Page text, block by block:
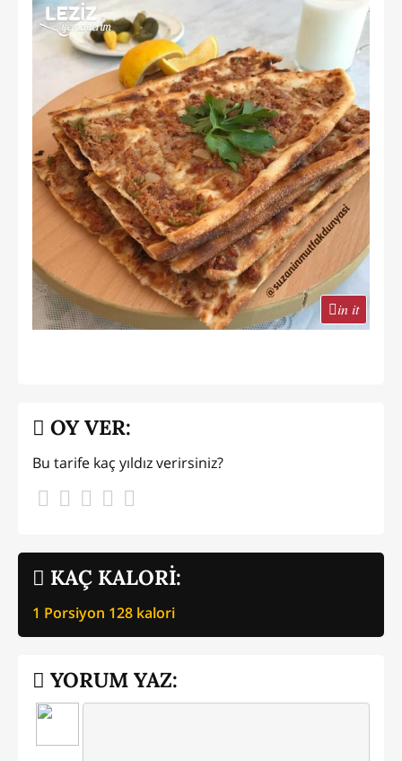
in it
KAÇ KALORİ:
1 Porsiyon 128 kalori
OY VER:
Bu tarife kaç yıldız verirsiniz?
YORUM YAZ: